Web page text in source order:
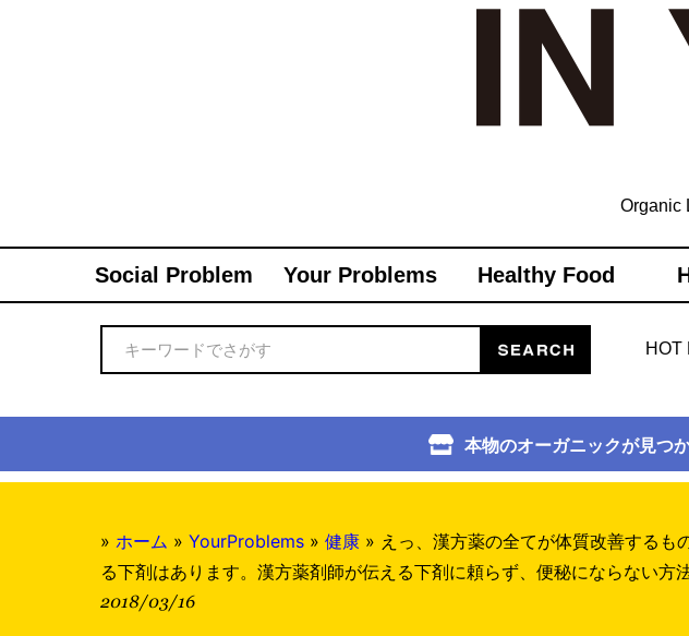
Organic
Social Problem Your Problems Healthy Food
HOT
本物のオーガニックが見
» ホーム » YourProblems » 健康 » えっ、漢方薬の全てが体質改善するも
る下剤はあります。漢方薬剤師が伝える下剤に頼らず、便秘にならない方法
2018/03/16